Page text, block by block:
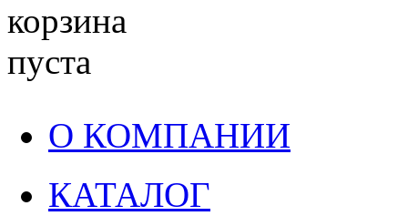
корзина
пуста
О КОМПАНИИ
КАТАЛОГ